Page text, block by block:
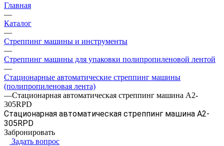
Главная
—
Каталог
—
Стреппинг машины и инструменты
—
Стреппинг машины для упаковки полипропиленовой лентой
—
Стационарные автоматические стреппинг машины
(полипропиленовая лента)
—Стационарная автоматическая стреппинг машина A2-
305RPD
Стационарная автоматическая стреппинг машина A2-
305RPD
Забронировать
Задать вопрос